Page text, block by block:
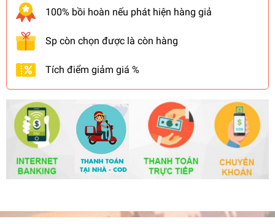
100% bồi hoàn nếu phát hiện hàng giả
Sp còn chọn được là còn hàng
Tích điểm giảm giá %